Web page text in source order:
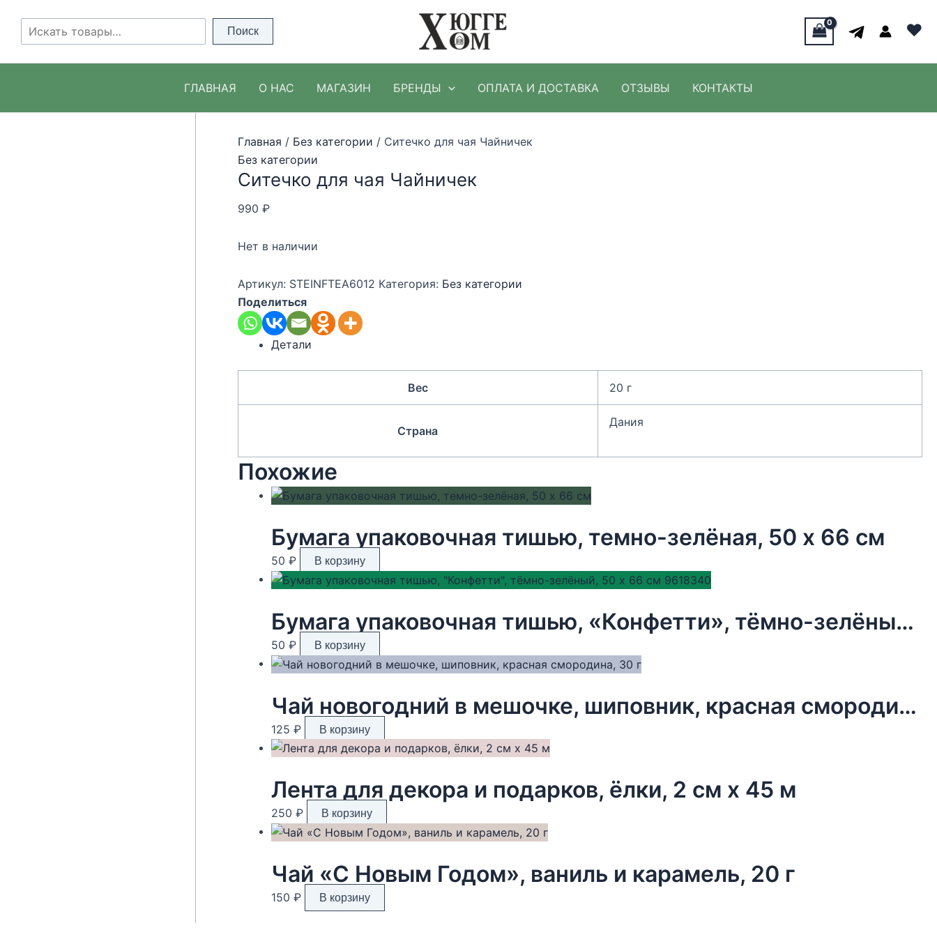
содержимому
Поиск Поиск ♥
ГЛАВНАЯ О НАС МАГАЗИН БРЕНДЫ ОПЛАТА И ДОСТАВКА ОТЗЫВЫ КОНТАКТЫ
Главная / Без категории / Ситечко для чая Чайничек
Без категории
Ситечко для чая Чайничек
990 ₽
Нет в наличии
Артикул: STEINFTEA6012 Категория: Без категории
Поделиться
Детали
Вес 20 г
Страна
Дания
Похожие
Бумага упаковочная тишью, темно-зелёная, 50 х 66 см
50 ₽ В корзину
Бумага упаковочная тишью, «Конфетти», тёмно-зелёный, 50 х 66 см 9618340
50 ₽ В корзину
Чай новогодний в мешочке, шиповник, красная смородина, 30 г
125 ₽ В корзину
Лента для декора и подарков, ёлки, 2 см х 45 м
250 ₽ В корзину
Чай «С Новым Годом», ваниль и карамель, 20 г
150 ₽ В корзину